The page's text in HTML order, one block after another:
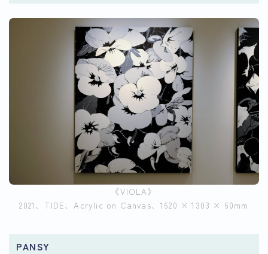
《VIOLA》
2021、TIDE、Acrylic on Canvas、1620 × 1303 × 60mm
PANSY